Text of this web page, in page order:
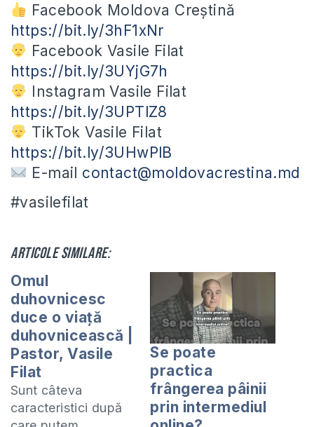
Facebook Moldova Creștină
https://bit.ly/3hF1xNr
Facebook Vasile Filat
https://bit.ly/3UYjG7h
Instagram Vasile Filat
https://bit.ly/3UPTlZ8
TikTok Vasile Filat
https://bit.ly/3UHwPlB
E-mail contact@moldovacrestina.md
#vasilefilat
Articole similare:
Omul
duhovnicesc
duce o viață
duhovnicească |
Pastor, Vasile
Filat
Sunt câteva
caracteristici după
Se poate
practica
frângerea pâinii
prin intermediul